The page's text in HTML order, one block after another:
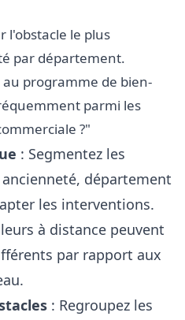
l'obstacle le plus
par département.
programme de bien-
parmi les
?"
: Segmentez les
département
les interventions.
à distance peuvent
par rapport aux
: Regroupez les